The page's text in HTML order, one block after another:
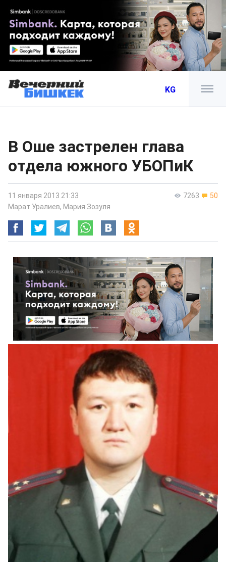
KG
В Оше застрелен глава
отдела южного УБОПиК
7263 50
11 января 2013 21:33
Марат Уралиев, Мария Зозуля